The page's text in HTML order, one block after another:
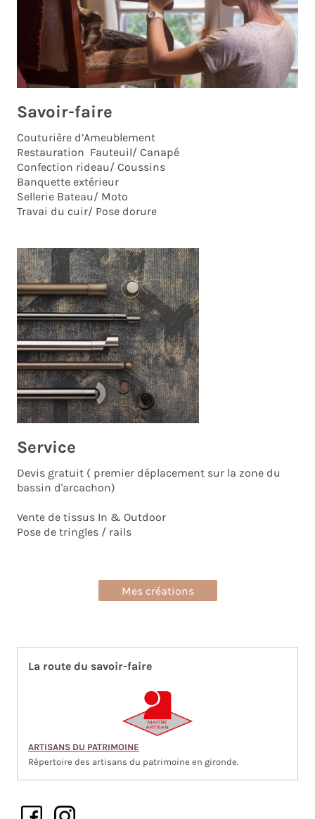
Savoir-faire
Couturière d’Ameublement
Restauration Fauteuil/ Canapé
Confection rideau/ Coussins
Banquette extérieur
Sellerie Bateau/ Moto
Travai du cuir/ Pose dorure
Service
Devis gratuit ( premier déplacement sur la zone du
bassin d'arcachon)
Vente de tissus In & Outdoor
Pose de tringles / rails
Mes créations
La route du savoir-faire
ARTISANS DU PATRIMOINE
Répertoire des artisans du patrimoine en gironde.